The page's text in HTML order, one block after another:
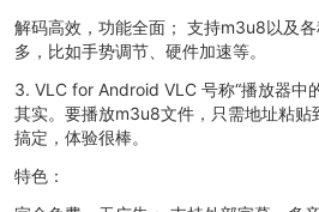
解码高效，功能全面； 支持m3u8以及
多，比如手势调节、硬件加速等。
3. VLC for Android VLC 号称“播放器中
其实。要播放m3u8文件，只需地址粘贴
搞定，体验很棒。
特色：